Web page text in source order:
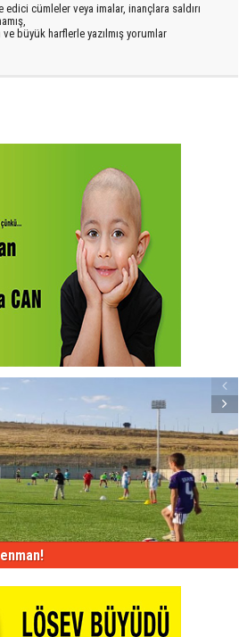
cümleler veya imalar, inançlara saldırı
büyük harflerle yazılmış yorumlar